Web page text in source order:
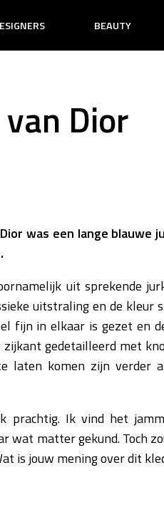
BEAUTY
Dior
was een lange blauwe
uit sprekende
uitstraling en de kleur
fijn in elkaar is gezet en
gedetailleerd met
laten komen zijn verder
prachtig. Ik vind het
wat matter gekund. Toch
is jouw mening over dit